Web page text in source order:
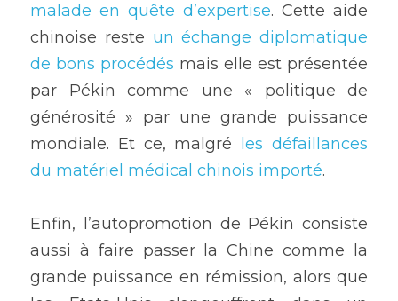
malade en quête d’expertise. Cette aide
chinoise reste un échange diplomatique
de bons procédés mais elle est présentée
par Pékin comme une « politique de
générosité » par une grande puissance
mondiale. Et ce, malgré les défaillances
du matériel médical chinois importé.
Enfin, l’autopromotion de Pékin consiste
aussi à faire passer la Chine comme la
grande puissance en rémission, alors que